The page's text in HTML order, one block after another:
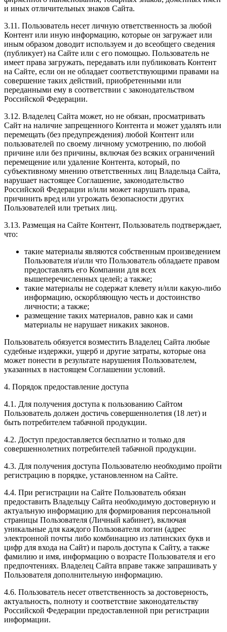
и иных отличительных знаков Сайта.
3.11. Пользователь несет личную ответственность за любой
Контент или иную информацию, которые он загружает или
иным образом доводит используем и до всеобщего сведения
(публикует) на Сайте или с его помощью. Пользователь не
имеет права загружать, передавать или публиковать Контент
на Сайте, если он не обладает соответствующими правами на
совершение таких действий, приобретенными или
переданными ему в соответствии с законодательством
Российской Федерации.
3.12. Владелец Сайта может, но не обязан, просматривать
Сайт на наличие запрещенного Контента и может удалять или
перемещать (без предупреждения) любой Контент или
пользователей по своему личному усмотрению, по любой
причине или без причины, включая без всяких ограничений
перемещение или удаление Контента, который, по
субъективному мнению ответственных лиц Владельца Сайта,
нарушает настоящее Соглашение, законодательство
Российской Федерации и/или может нарушать права,
причинить вред или угрожать безопасности других
Пользователей или третьих лиц.
3.13. Размещая на Сайте Контент, Пользователь подтверждает,
что:
такие материалы являются собственным произведением
Пользователя и\или что Пользователь обладаете правом
предоставлять его Компании для всех
вышеперечисленных целей; а также;
такие материалы не содержат клевету и/или какую-либо
информацию, оскорбляющую честь и достоинство
личности; а также;
размещение таких материалов, равно как и сами
материалы не нарушает никаких законов.
Пользователь обязуется возместить Владелец Сайта любые
судебные издержки, ущерб и другие затраты, которые она
может понести в результате нарушения Пользователем,
указанных в настоящем Соглашении условий.
4. Порядок предоставление доступа
4.1. Для получения доступа к пользованию Сайтом
Пользователь должен достичь совершеннолетия (18 лет) и
быть потребителем табачной продукции.
4.2. Доступ предоставляется бесплатно и только для
совершеннолетних потребителей табачной продукции.
4.3. Для получения доступа Пользователю необходимо пройти
регистрацию в порядке, установленном на Сайте.
4.4. При регистрации на Сайте Пользователь обязан
предоставить Владельцу Сайта необходимую достоверную и
актуальную информацию для формирования персональной
страницы Пользователя (Личный кабинет), включая
уникальные для каждого Пользователя логин (адрес
электронной почты либо комбинацию из латинских букв и
цифр для входа на Сайт) и пароль доступа к Сайту, а также
фамилию и имя, информацию о возрасте Пользователя и его
предпочтениях. Владелец Сайта вправе также запрашивать у
Пользователя дополнительную информацию.
4.6. Пользователь несет ответственность за достоверность,
актуальность, полноту и соответствие законодательству
Российской Федерации предоставленной при регистрации
информации.